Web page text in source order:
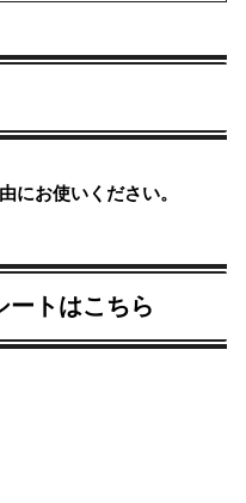
にお使いください。
ートはこちら